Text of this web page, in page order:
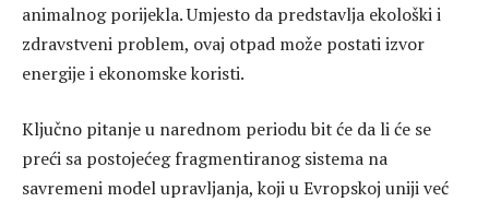
animalnog porijekla. Umjesto da predstavlja ekološki i
zdravstveni problem, ovaj otpad može postati izvor
energije i ekonomske koristi.
Ključno pitanje u narednom periodu bit će da li će se
preći sa postojećeg fragmentiranog sistema na
savremeni model upravljanja, koji u Evropskoj uniji već